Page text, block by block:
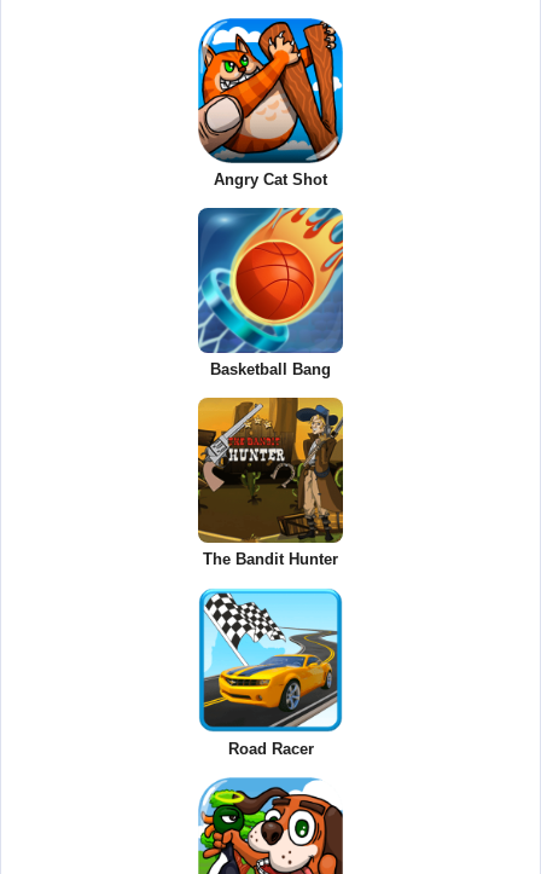
Angry Cat Shot
Basketball Bang
The Bandit Hunter
Road Racer